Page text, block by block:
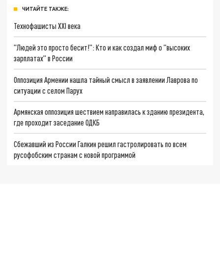
ЧИТАЙТЕ ТАКЖЕ:
Технофашисты XXI века
"Людей это просто бесит!": Кто и как создал миф о "высоких
зарплатах" в России
Оппозиция Армении нашла тайный смысл в заявлении Лаврова по
ситуации с селом Парух
Армянская оппозиция шествием направилась к зданию президента,
где проходит заседание ОДКБ
Сбежавший из России Галкин решил гастролировать по всем
русофобским странам с новой программой